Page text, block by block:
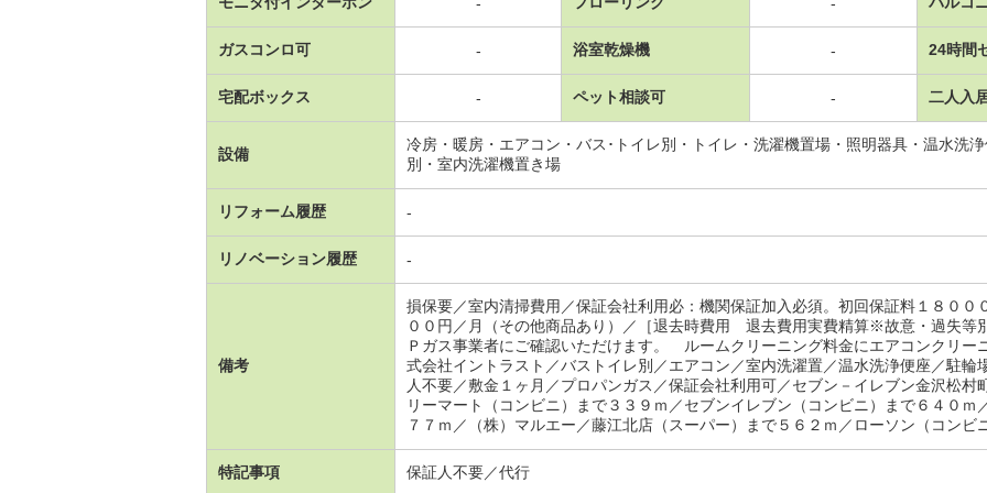
ガスコンロ可 - 浴室乾燥機 - 24時間
宅配ボックス - ペット相談可 - 二人入
設備
冷房・暖房・エアコン・バス･トイレ別・トイレ・洗濯機置場・照明器具・温水洗
別・室内洗濯機置き場
リフォーム履歴 -
リノベーション履歴 -
備考
損保要／室内清掃費用／保証会社利用必：機関保証加入必須。初回保証料１８００
００円／月（その他商品あり）／［退去時費用 退去費用実費精算※故意・過失等
Ｐガス事業者にご確認いただけます。 ルームクリーニング料金にエアコンクリ
式会社イントラスト／バストイレ別／エアコン／室内洗濯置／温水洗浄便座／駐輪
人不要／敷金１ヶ月／プロパンガス／保証会社利用可／セブン－イレブン金沢松
リーマート（コンビニ）まで３３９ｍ／セブンイレブン（コンビニ）まで６４０
７７ｍ／（株）マルエー／藤江北店（スーパー）まで５６２ｍ／ローソン（コン
特記事項 保証人不要／代行